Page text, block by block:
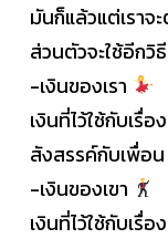
มันก็แล้วแต่เราจ
ส่วนตัวจะใช้อีกวิ
-เงินของเรา
เงินที่ไว้ใช้กับเรื่
สังสรรค์กับเพื่อน
-เงินของเขา
เงินที่ไว้ใช้กับเรื่